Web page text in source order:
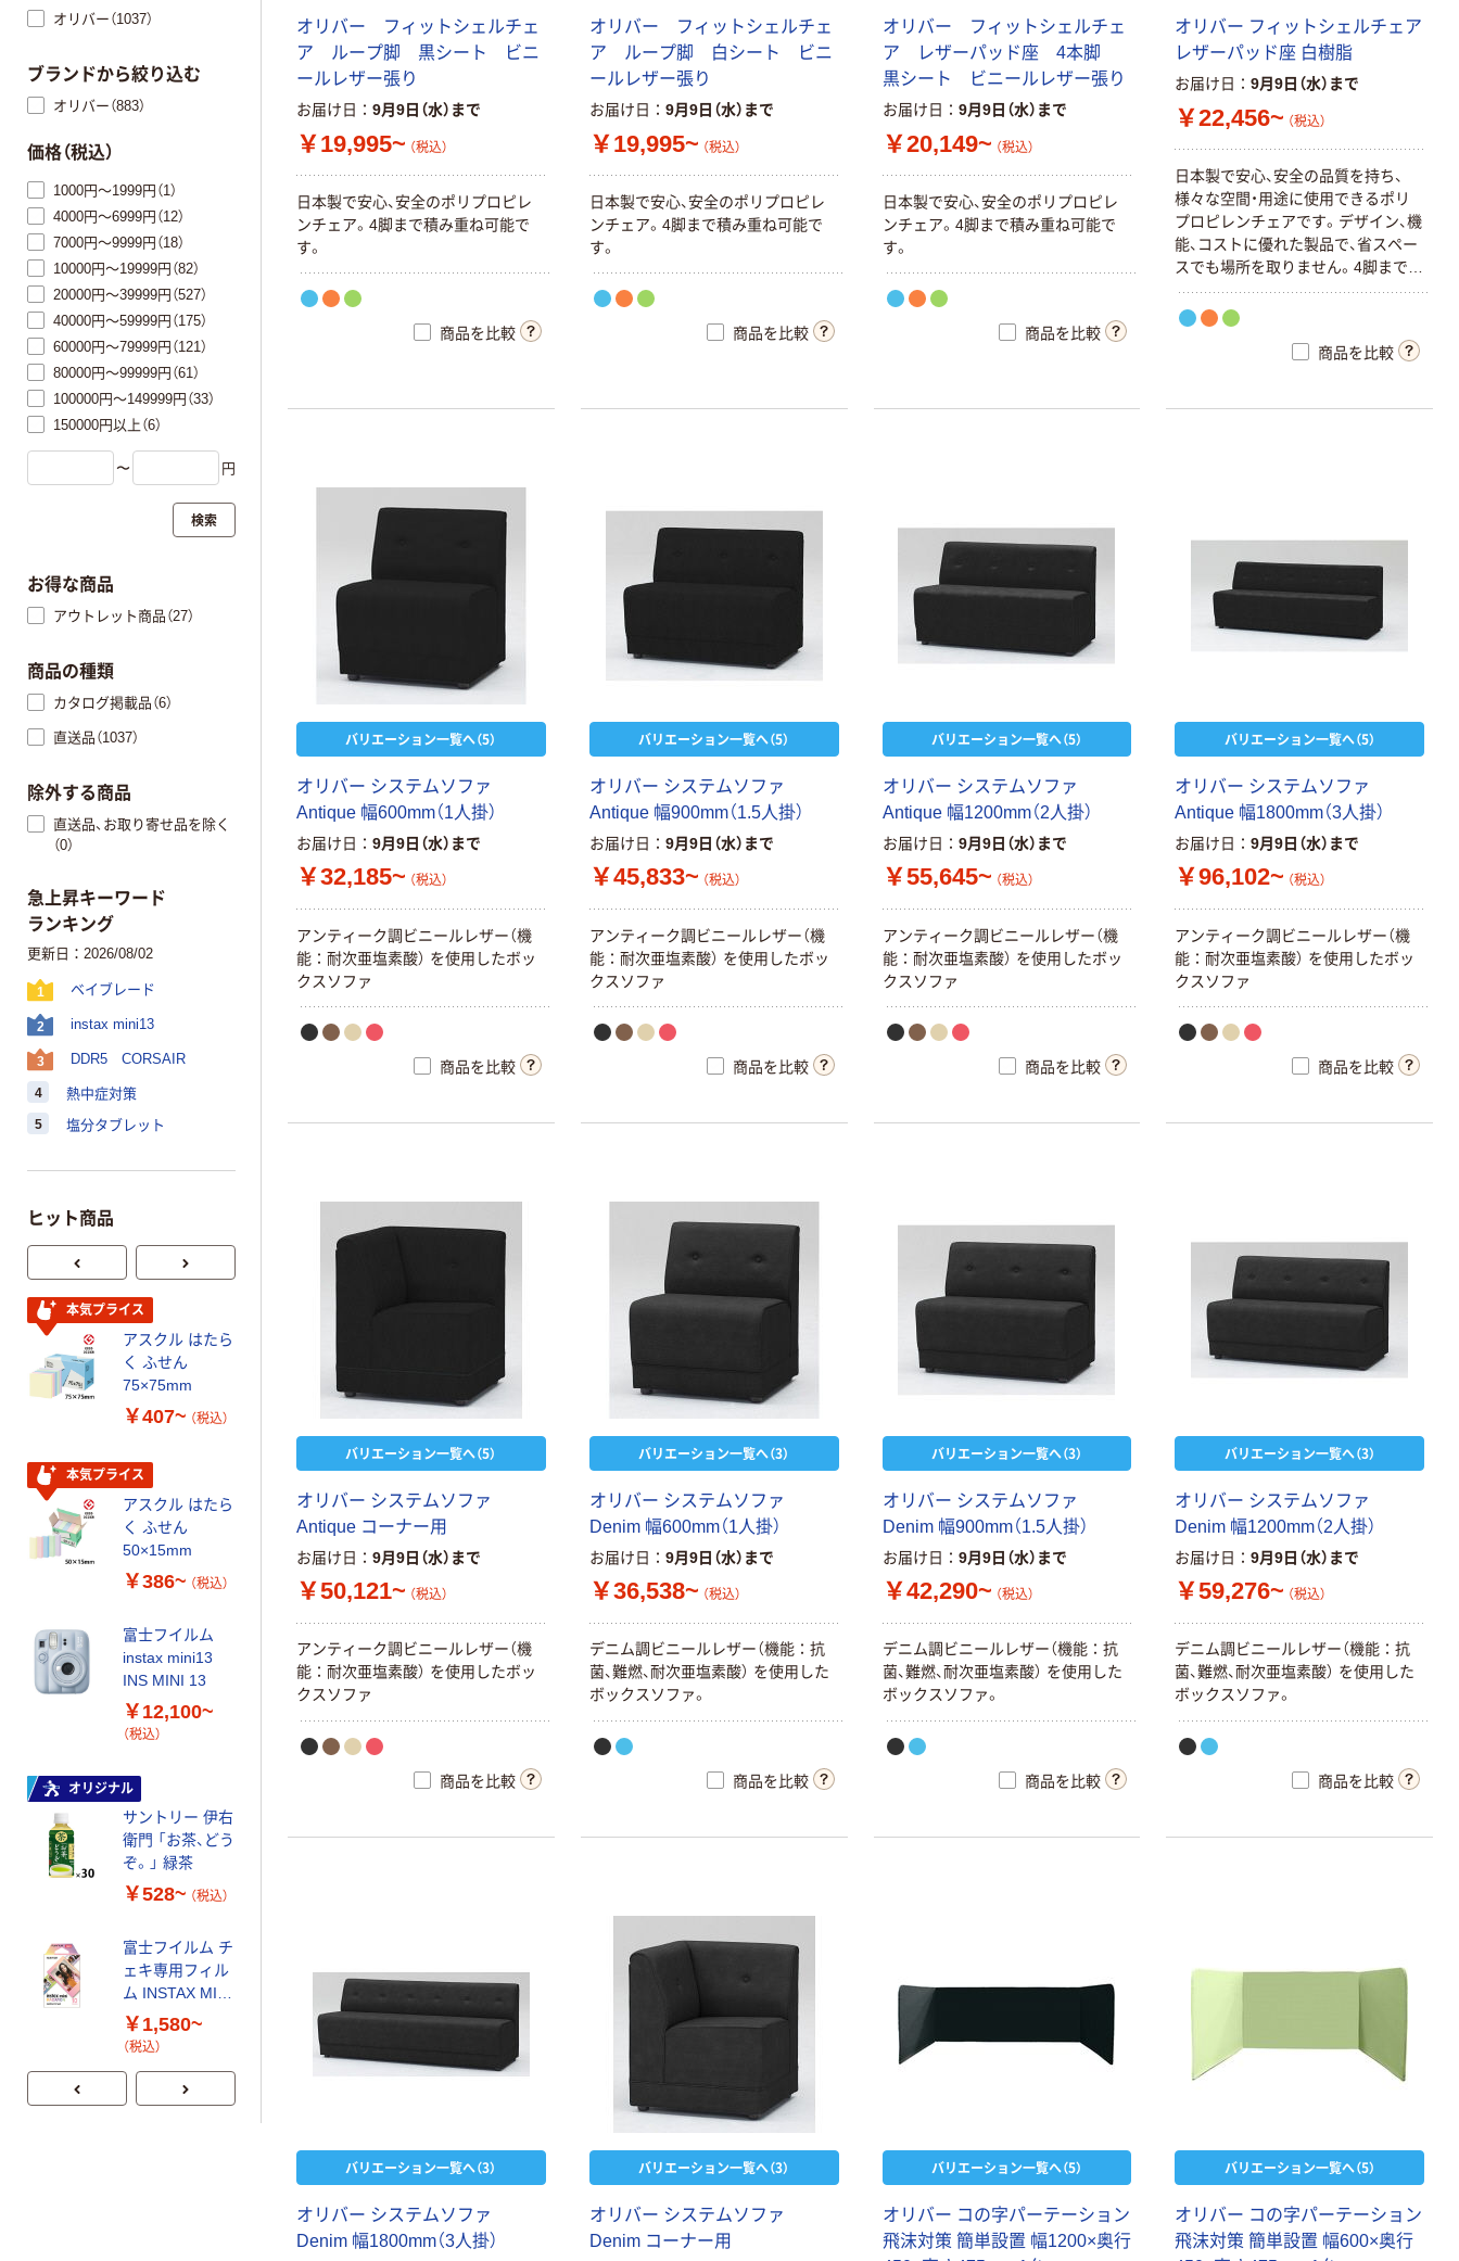
オ リ バー フ ィ ッ トシ ェ ルチ ェ
ア
ループ脚 黒シー ト ビニ
ール レザー張り
お届け日 9月9日（水）まで
￥19,995~ （税込）
日本製で安心、安全のポ リ プロ ピ レ
ンチェア。 4脚まで積み重ね可能で
す。
商品を比較
オ リ バー フ ィ ッ トシ ェ ルチ ェ
ア
ループ脚 白シー ト ビニ
ール レザー張り
お届け日 9月9日（水）まで
￥19,995~ （税込）
日本製で安心、安全のポ リ プロ ピ レ
ンチェア。 4脚まで積み重ね可能で
す。
商品を比較
オ リ バー フ ィ ッ トシ ェ ルチ ェ
ア
レザーパッ ド座 4本脚
黒シー ト ビニール レザー張り
お届け日 9月9日（水）まで
￥20,149~ （税込）
日本製で安心、安全のポ リ プロ ピ レ
ンチェア。 4脚まで積み重ね可能で
す。
商品を比較
オ リ バー フ ィ ッ トシ ェ ルチ ェ ア
レザーパッ ド座 白樹脂
お届け日 9月9日（水）まで
￥22,456~ （税込）
日本製で安心、安全の品質を持ち、
様々な空間 ・用途に使用できるポ リ
プロ ピ レンチェアです。 デザイ ン、機
能、 コ ス トに優れた製品で、省スペー
スでも場所を取 り ません。4脚まで
み重ね可能。
商品を比較
バリエーション一覧へ（5）
オ リ バー シ ステムソ フ ァ
Antique 幅600mm（1 人掛）
お届け日 9月9日（水）まで
￥32,185~ （税込）
アンティ ーク調ビニールレザー（機
能 ： 耐次亜塩素酸） を使用 したボッ
ク ス ソ フ ァ
商品を比較
バリエーション一覧へ（5）
オ リ バー シ ステムソ フ ァ
Antique 幅900mm（1.5人掛）
お届け日 9月9日（水）まで
￥45,833~ （税込）
アンティ ーク調ビニールレザー（機
能： 耐次亜塩素酸） を使用 したボッ
ク ス ソ フ ァ
商品を比較
バリエーション一覧へ（5）
オ リ バー シ ステムソ フ ァ
Antique 幅1200mm（2 人掛）
お届け日 9月9日（水）まで
￥55,645~ （税込）
アンティ ーク調ビニールレザー（機
能： 耐次亜塩素酸） を使用 したボッ
ク ス ソ フ ァ
商品を比較
バリエーション一覧へ（5）
オ リ バー シ ステムソ フ ァ
Antique 幅1800mm（3人掛）
お届け日 9月9日（水）まで
￥96,102~ （税込）
アンティ ーク調ビニールレザー（機
能 ：耐次亜塩素酸） を使用 したボッ
ク ス ソ フ ァ
商品を比較
バリエーション一覧へ（5）
オ リ バー シ ステムソ フ ァ
Antique コーナー用
お届け日 9月9日（水）まで
￥50,121~ （税込）
アンティ ーク調 ビニールレザー（機
能 ： 耐次亜塩素酸） を使用 したボッ
ク ス ソ フ ァ
商品を比較
バリエーション一覧へ（3）
オ リ バー シ ステムソ フ ァ
Denim 幅600mm（1 人掛）
お届け日 9月9日（水）まで
￥36,538~ （税込）
デニム調 ビニールレザー（機能： 抗
菌、難燃、耐次亜塩素酸） を使用 した
ボック ス ソ フ ァ。
商品を比較
バリエーション一覧へ（3）
オ リ バー シ ステムソ フ ァ
Denim 幅900mm（1.5人掛）
お届け日 9月9日（水）まで
￥42,290~ （税込）
デニム調 ビニールレザー（機能： 抗
菌、難燃、耐次亜塩素酸） を使用 した
ボック ス ソ フ ァ。
商品を比較
バリエーション一覧へ（3）
オ リ バー シ ステムソ フ ァ
Denim 幅1200mm（2 人掛）
お届け日 9月9日（水）まで
￥59,276~ （税込）
デニム調 ビニールレザー（機能 ：抗
菌、難燃、耐次亜塩素酸） を使用 した
ボック ス ソ フ ァ。
商品を比較
バリエーション一覧へ（3）
オ リ バー シ ステムソ フ ァ
Denim 幅1800mm（3人掛）
バリエーション一覧へ（3）
オ リ バー シ ステムソ フ ァ
Denim コーナー用
バリエーション一覧へ（5）
オ リ バー コの字パーテーシ ョ ン
飛沫対策 簡単設置 幅1200×奥行
バリエーション一覧へ（5）
オ リ バー コの字パーテーシ ョ ン
飛沫対策 簡単設置 幅600×奥行
オリバー（1037）
ブランドから絞り込む
オリバー（883）
価格（税込）
1000円～1999円（1）
4000円～6999円（12）
7000円～9999円（18）
10000円～19999円（82）
20000円～39999円（527）
40000円～59999円（175）
60000円～79999円（121）
80000円～99999円（61）
100000円～149999円（33）
150000円以上（6）
〜 円
検索
お得な商品
アウトレット商品（27）
商品の種類
カタログ掲載品（6）
直送品（1037）
除外する商品
直送品、お取り寄せ品を除く
（0）
急上昇キーワード
ランキング
更新日：2026/08/02
1 ベイブレード
2 instax mini13
3 DDR5 CORSAIR
4 熱中症対策
5 塩分タブレット
ヒット商品
本気プライス
アスクル はたら
く ふせん
75×75mm
￥407~ （税込）
本気プライス
アスクル はたら
く ふせん
50×15mm
￥386~ （税込）
富士フイルム
instax mini13
INS MINI 13
￥12,100~
（税込）
オリジナル
サントリー 伊右
衛門 「お茶、どう
ぞ。」 緑茶
￥528~ （税込）
富士フイルム チ
ェキ専用フィル
ム INSTAX MINI
WW2
￥1,580~
（税込）
タカラトミー ベ
人気商品
富士フイルム
キフィルム INS
MINI JP1 1パッ
ク（10枚入り）
￥1,420
カゴへ
オリジナル
乾電池 単3
形 アルカリ乾
電池 北欧パッ
ケージ アスク
ルオリジナル
￥140~
オリジナル
アスクル 「現場
テープ
アスクル はたら
く ふせん 付箋
75×25mm
￥377~
本気プライス
大塚製薬工場
経口補水液 オー
エスワン（OS-1）
￥159~ （税込）
本気プライス
ニチバン セロテ
ープ 大巻
￥124~ （税込）
本気プライス
レのおそうじシ
オリジナル
アスクル フラッ
ノミータイプ
製造）
本気プライス
キングジム テプ
本気プライス
トイレットペー
パー シングル
120ｍ 再生紙
リサイクル100
￥470~ （税込）
本気プライス
アスクル はたら
く ふせん
75×75mm
本気プライス
アスクル はたら
く ふせん
50×15mm
instax mini13
INS MINI 13
オリジナル
衛門 「お茶、どう
ム INSTAX MINI
￥1,580~
（税込）